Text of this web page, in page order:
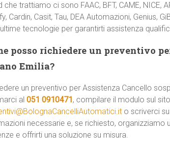
che trattiamo ci sono FAAC, BFT, CAME, NICE,
Cardin, Casit, Tau, DEA Automazioni, Genius,
tecnologie per garantirti assistenza
posso richiedere un preventivo
Emilia?
un preventivo per Assistenza Cancello
al 051 0910471, compilare il modulo sul
o scriverci
necessarie e, se richiesto, organizziamo
e offrirti una soluzione su misura.